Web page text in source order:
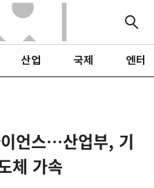
산업 국제 엔터
언스…산업부, 기
체 가속